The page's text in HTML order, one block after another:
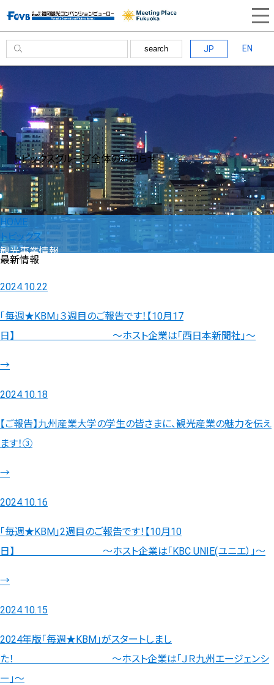
search JP EN
トピックスグループ全体のお知らせ
HOME
トピックス
観光事業情報
最新情報
2024.10.22
「毎週★KBM」３週目のご報告です！【10月17
日】 ～ホスト企業は「西日本新聞社」～
→
2024.10.18
【ご報告】九州産業大学の学生の皆さまに、観光産業の魅力を伝え
ます！③
→
2024.10.16
「毎週★KBM」2週目のご報告です！【10月10
日】 ～ホスト企業は「KBC UNIE(ユニエ）」～
→
2024.10.15
2024年版「毎週★KBM」がスタートしまし
た！ ～ホスト企業は「ＪＲ九州エージェンシ
ー」～